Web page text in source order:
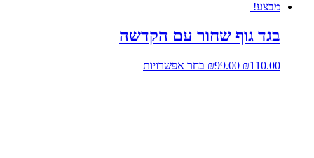
מבצע!
בגד גוף שחור עם הקדשה
₪110.00
המחיר₪99.00
המחיר
בחר אפשרויות